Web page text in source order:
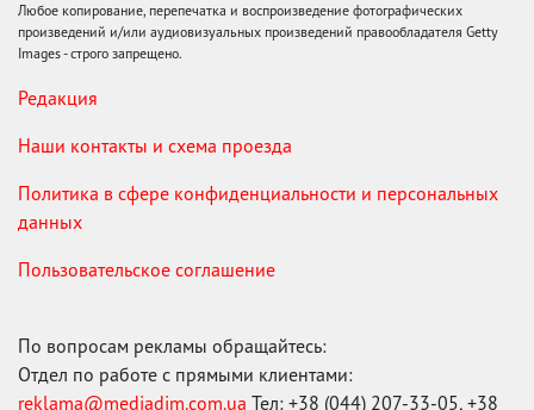
Любое копирование, перепечатка и воспроизведение фотографических
произведений и/или аудиовизуальных произведений правообладателя Getty
Images - строго запрещено.
Редакция
Наши контакты и схема проезда
Политика в сфере конфиденциальности и персональных
данных
Пользовательское соглашение
По вопросам рекламы обращайтесь:
Отдел по работе с прямыми клиентами:
reklama@mediadim.com.ua Тел: +38 (044) 207-33-05, +38